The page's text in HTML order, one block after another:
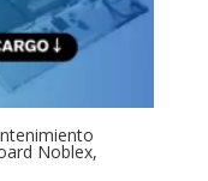
Noblex,